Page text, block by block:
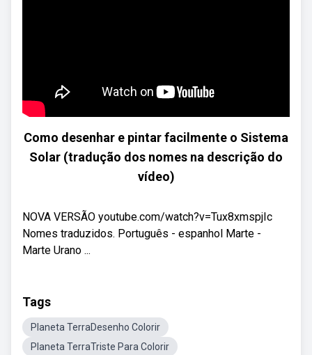
Como desenhar e pintar facilmente o Sistema
Solar (tradução dos nomes na descrição do
vídeo)
NOVA VERSÃO youtube.com/watch?v=Tux8xmspjIc
Nomes traduzidos. Português - espanhol Marte -
Marte Urano ...
Tags
Planeta TerraDesenho Colorir
Planeta TerraTriste Para Colorir